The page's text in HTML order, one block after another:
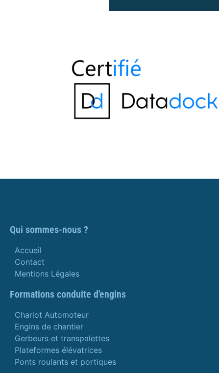
Qui sommes-nous ?
Accueil
Contact
Mentions Légales
Formations conduite d'engins
Chariot Automoteur
Engins de chantier
Gerbeurs et transpalettes
Plateformes élévatrices
Ponts roulants et portiques